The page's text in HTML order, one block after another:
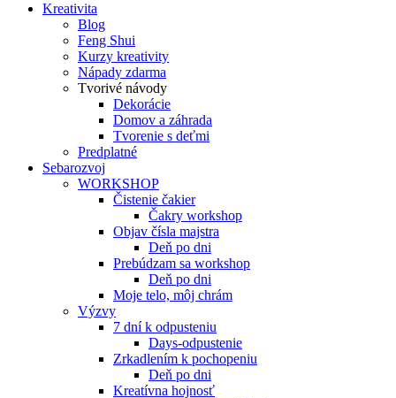
Kreativita
Blog
Feng Shui
Kurzy kreativity
Nápady zdarma
Tvorivé návody
Dekorácie
Domov a záhrada
Tvorenie s deťmi
Predplatné
Sebarozvoj
WORKSHOP
Čistenie čakier
Čakry workshop
Objav čísla majstra
Deň po dni
Prebúdzam sa workshop
Deň po dni
Moje telo, môj chrám
Výzvy
7 dní k odpusteniu
Days-odpustenie
Zrkadlením k pochopeniu
Deň po dni
Kreatívna hojnosť